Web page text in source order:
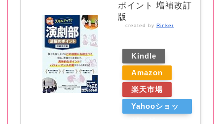
ポイント 増補改訂
版
created by Rinker
Kindle
Amazon
楽天市場
Yahooショッ